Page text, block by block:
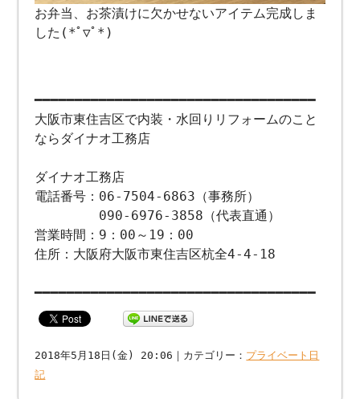
お弁当、お茶漬けに欠かせないアイテム完成しま
した(*ﾟ▽ﾟ*)
━━━━━━━━━━━━━━━━━━━━━━━━━━━━━━━━━━━
大阪市東住吉区で内装・水回りリフォームのこと
ならダイナオ工務店
ダイナオ工務店
電話番号：06-7504-6863（事務所）
090-6976-3858（代表直通）
営業時間：9：00～19：00
住所：大阪府大阪市東住吉区杭全4-4-18
━━━━━━━━━━━━━━━━━━━━━━━━━━━━━━━━━━━
2018年5月18日(金) 20:06｜カテゴリー： プライベート日
記